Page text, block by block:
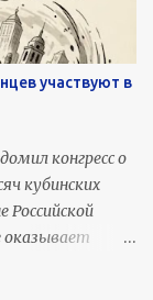
участвуют в
конгресс о
кубинских
Российской
оказывает